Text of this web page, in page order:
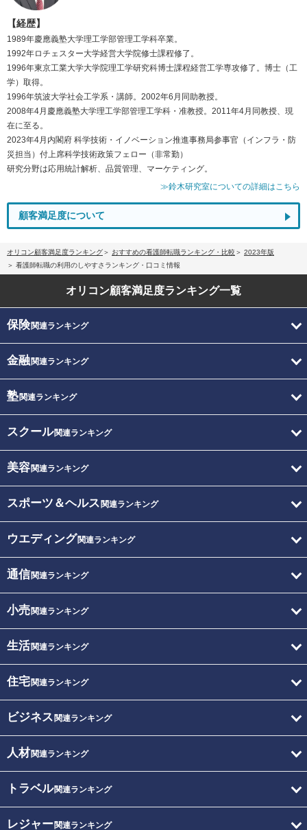
【経歴】
1989年慶應義塾大学理工学部管理工学科卒業。
1992年ロチェスター大学経営大学院修士課程修了。
1996年東京工業大学大学院理工学研究科博士課程経営工学専攻修了。博士（工
学）取得。
1996年筑波大学社会工学系・講師。2002年6月同助教授。
2008年4月慶應義塾大学理工学部管理工学科・准教授。2011年4月同教授、現
在に至る。
2023年4月内閣府 科学技術・イノベーション推進事務局参事官（インフラ・防
災担当）付上席科学技術政策フェロー（非常勤）
研究分野は応用統計解析、品質管理、マーケティング。
≫鈴木研究室についての詳細はこちら
顧客満足度について
オリコン顧客満足度ランキング おすすめの看護師転職ランキング・比較
2023年版
看護師転職の利用のしやすさランキング・口コミ情報
オリコン顧客満足度ランキング一覧
保険関連ランキング
金融関連ランキング
塾関連ランキング
スクール関連ランキング
美容関連ランキング
スポーツ＆ヘルス 関連ランキング
ウエディング関連ランキング
通信関連ランキング
小売関連ランキング
生活関連ランキング
住宅関連ランキング
ビジネス 関連ランキング
人材関連ランキング
トラベル関連ランキング
レジャー関連ランキング